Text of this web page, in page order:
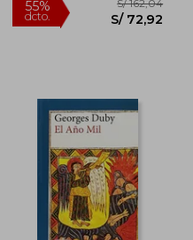
55%
dcto.